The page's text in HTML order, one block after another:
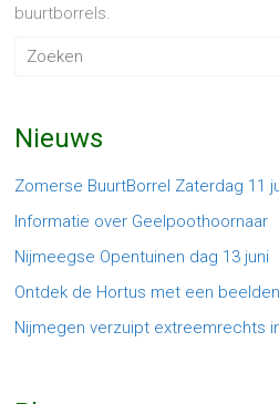
buurtborrels.
Nieuws
Zomerse BuurtBorrel Zaterdag 11
Informatie over Geelpoothoornaar
Nijmeegse Opentuinen dag 13 juni
Ontdek de Hortus met een
Nijmegen verzuipt extreemrechts